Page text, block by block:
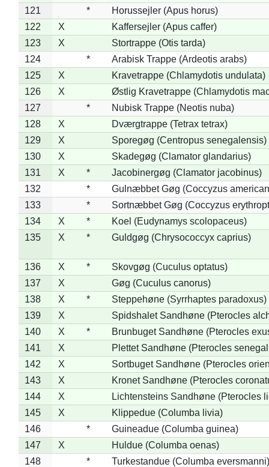
121
*
Horussejler (Apus horus)
122
X
Kaffersejler (Apus caffer)
123
X
Stortrappe (Otis tarda)
124
*
Arabisk Trappe (Ardeotis arabs)
125
X
Kravetrappe (Chlamydotis undulata)
126
X
Østlig Kravetrappe (Chlamydotis
127
*
Nubisk Trappe (Neotis nuba)
128
X
Dværgtrappe (Tetrax tetrax)
129
X
Sporegøg (Centropus senegalensis)
130
X
Skadegøg (Clamator glandarius)
131
X *
Jacobinergøg (Clamator jacobinus)
132
*
Gulnæbbet Gøg (Coccyzus
133
*
Sortnæbbet Gøg (Coccyzus
134
X *
Koel (Eudynamys scolopaceus)
135
X * Guldgøg (Chrysococcyx caprius)
136 X *
Skovgøg (Cuculus optatus)
137
X
Gøg (Cuculus canorus)
138
X *
Steppehøne (Syrrhaptes paradoxus)
139
X
Spidshalet Sandhøne (Pterocles
140
X *
Brunbuget Sandhøne (Pterocles
141
X
Plettet Sandhøne (Pterocles
142
X
Sortbuget Sandhøne (Pterocles
143
X
Kronet Sandhøne (Pterocles
144
X
Lichtensteins Sandhøne (Pterocles
145
X
Klippedue (Columba livia)
146
*
Guineadue (Columba guinea)
147
X
Huldue (Columba oenas)
148
*
Turkestandue (Columba eversmanni)